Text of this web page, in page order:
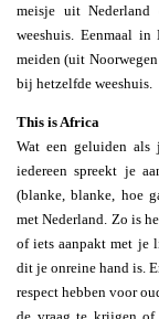
meisje uit
weeshuis. Eenmaal
meiden (uit
bij hetzelfde weeshuis.
This is Africa
Wat een geluiden als
iedereen spreekt je
(blanke, blanke, hoe
met Nederland. Zo is
of iets aanpakt met je
dit je onreine hand is.
respect hebben voor